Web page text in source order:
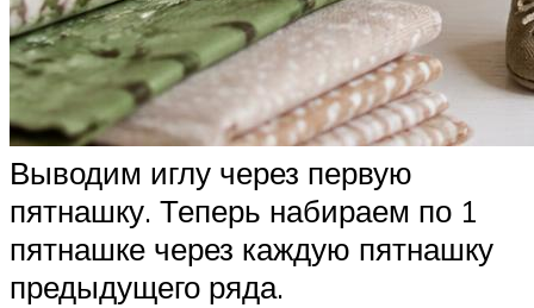
Выводим иглу через первую
пятнашку. Теперь набираем по 1
пятнашке через каждую пятнашку
предыдущего ряда.